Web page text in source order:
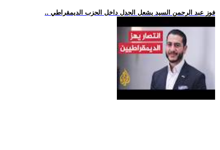
.. فوز عبد الرحمن السيد يشعل الجدل داخل الحزب الديمقراطي